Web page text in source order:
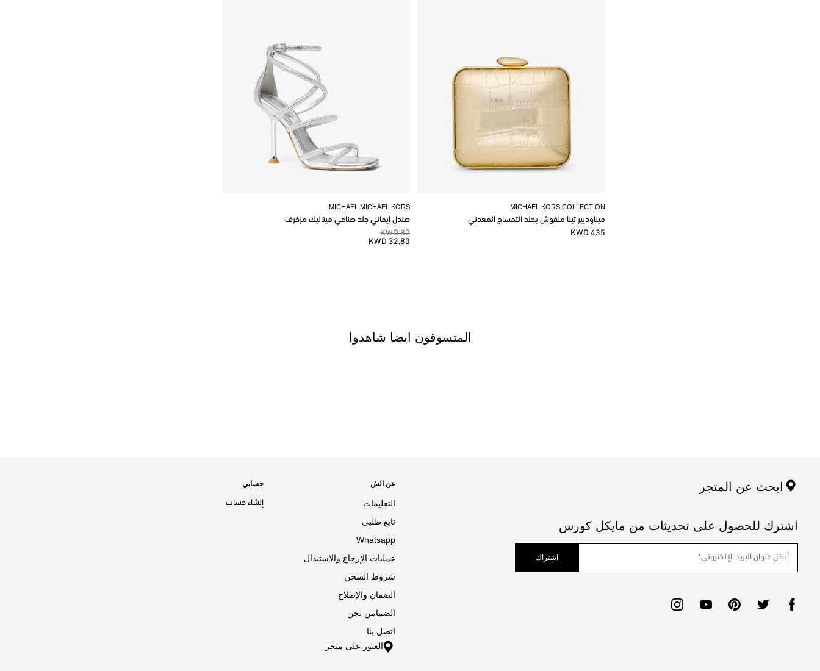
MICHAEL MICHAEL KORS
صندل إيماني جلد صناعي ميتاليك مزخرف
82 KWD
32.80 KWD
MICHAEL KORS COLLECTION
ميناوديير تينا منقوش بجلد التمساح المعدني
435 KWD
المتسوقون ايضا شاهدوا
ابحث عن المتجر
اشترك للحصول على تحديثات من مايكل كورس
اشتراك
عن الش
التعليمات
تابع طلبي
Whatsapp
عمليات الإرجاع والاستبدال
شروط الشحن
الضمان والإصلاح
الضمامن نحن
اتصل بنا
العثور على متجر
حسابي
إنشاء حساب